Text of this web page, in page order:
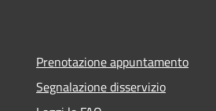
Prenotazione appuntamento
Segnalazione disservizio